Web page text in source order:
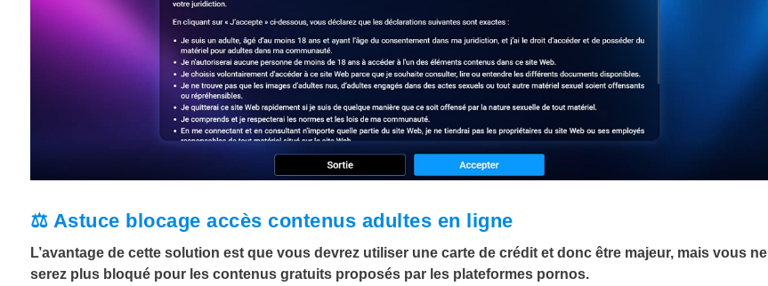
⚖️ Astuce blocage accès contenus adultes en ligne
L’avantage de cette solution est que vous devrez utiliser une carte de crédit et donc être majeur, mais vous ne
serez plus bloqué pour les contenus gratuits proposés par les plateformes pornos.